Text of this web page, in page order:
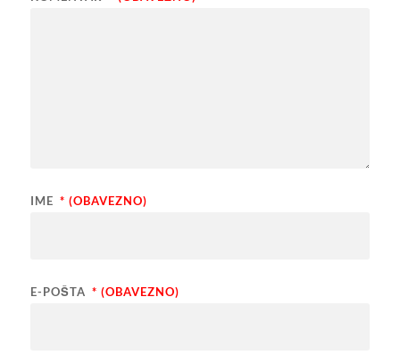
IME * (OBAVEZNO)
E-POŠTA * (OBAVEZNO)